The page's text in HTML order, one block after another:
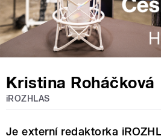
Kristina Roháčková
iROZHLAS
Je externí redaktorka